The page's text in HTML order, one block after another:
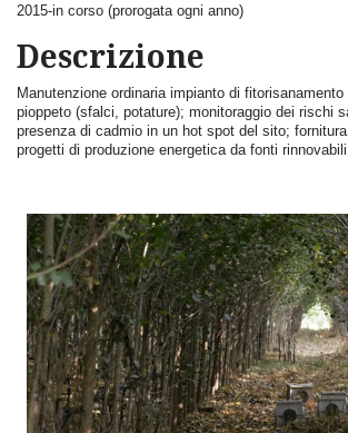
2015-in corso (prorogata ogni anno)
Descrizione
Manutenzione ordinaria impianto di
pioppeto (sfalci, potature); monitoraggio dei rischi
presenza di cadmio in un hot spot del sito;
progetti di produzione energetica da fonti rinnovabili.